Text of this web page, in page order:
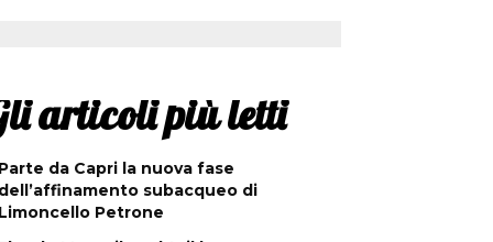
articoli più letti
da Capri la nuova fase
subacqueo di
Petrone